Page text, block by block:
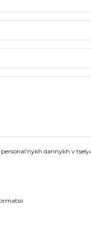
dannykh v